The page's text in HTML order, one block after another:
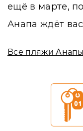
ещё в марте,
Анапа ждёт
Все пляжи Анапы